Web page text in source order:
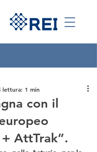
con il
AttTrak”.
lettura: 1 min